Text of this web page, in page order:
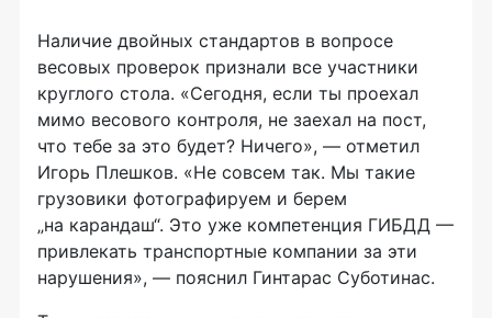
Наличие двойных стандартов в вопросе
весовых проверок признали все участники
круглого стола. «Сегодня, если ты проехал
мимо весового контроля, не заехал на пост,
что тебе за это будет? Ничего», — отметил
Игорь Плешков. «Не совсем так. Мы такие
грузовики фотографируем и берем
„на карандаш“. Это уже компетенция ГИБДД —
привлекать транспортные компании за эти
нарушения», — пояснил Гинтарас Суботинас.